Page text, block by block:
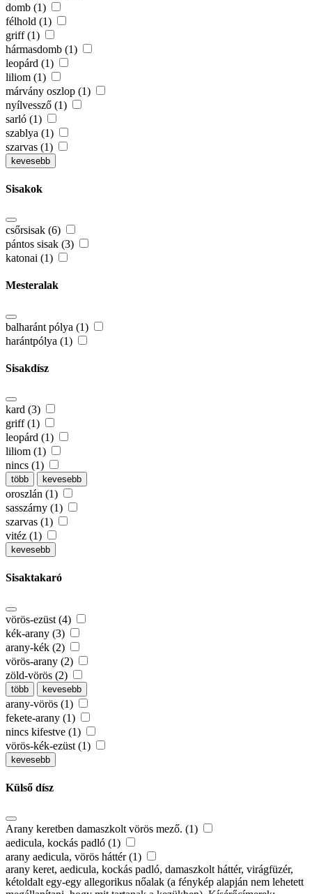
domb (1)
félhold (1)
griff (1)
hármasdomb (1)
leopárd (1)
liliom (1)
márvány oszlop (1)
nyílvessző (1)
sarló (1)
szablya (1)
szarvas (1)
kevesebb
Sisakok
csőrsisak (6)
pántos sisak (3)
katonai (1)
Mesteralak
balharánt pólya (1)
harántpólya (1)
Sisakdísz
kard (3)
griff (1)
leopárd (1)
liliom (1)
nincs (1)
több kevesebb
oroszlán (1)
sasszárny (1)
szarvas (1)
vitéz (1)
kevesebb
Sisaktakaró
vörös-ezüst (4)
kék-arany (3)
arany-kék (2)
vörös-arany (2)
zöld-vörös (2)
több kevesebb
arany-vörös (1)
fekete-arany (1)
nincs kifestve (1)
vörös-kék-ezüst (1)
kevesebb
Külső dísz
Arany keretben damaszkolt vörös mező. (1)
aedicula, kockás padló (1)
arany aedicula, vörös háttér (1)
arany keret, aedicula, kockás padló, damaszkolt háttér, virágfüzér,
kétoldalt egy-egy allegorikus nőalak (a fénykép alapján nem lehetett